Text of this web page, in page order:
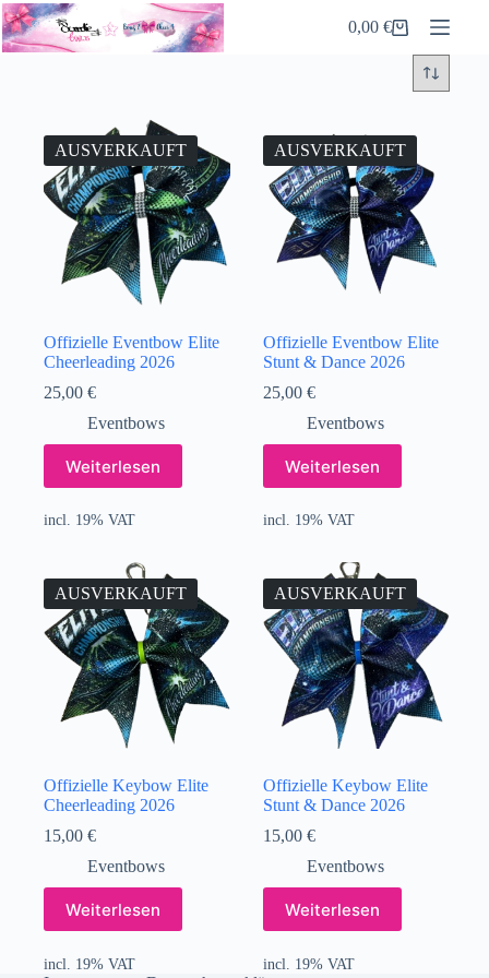
Zum
Inhalt
springen
Warenkorb
0,00€
AUSVERKAUFT
Offizielle Eventbow Elite
Cheerleading 2026
25,00 €
Eventbows
Weiterlesen
incl. 19% VAT
AUSVERKAUFT
Offizielle Eventbow Elite
Stunt & Dance 2026
25,00€
Eventbows
Weiterlesen
incl. 19% VAT
AUSVERKAUFT
Offizielle Keybow Elite
Cheerleading 2026
15,00 €
Eventbows
Weiterlesen
incl. 19% VAT
AUSVERKAUFT
Offizielle Keybow Elite
Stunt & Dance 2026
15,00€
Eventbows
Weiterlesen
incl. 19% VAT